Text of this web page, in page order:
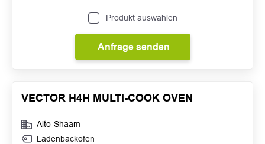
Produkt auswählen
Anfrage senden
VECTOR H4H MULTI-COOK OVEN
Alto-Shaam
Ladenbacköfen